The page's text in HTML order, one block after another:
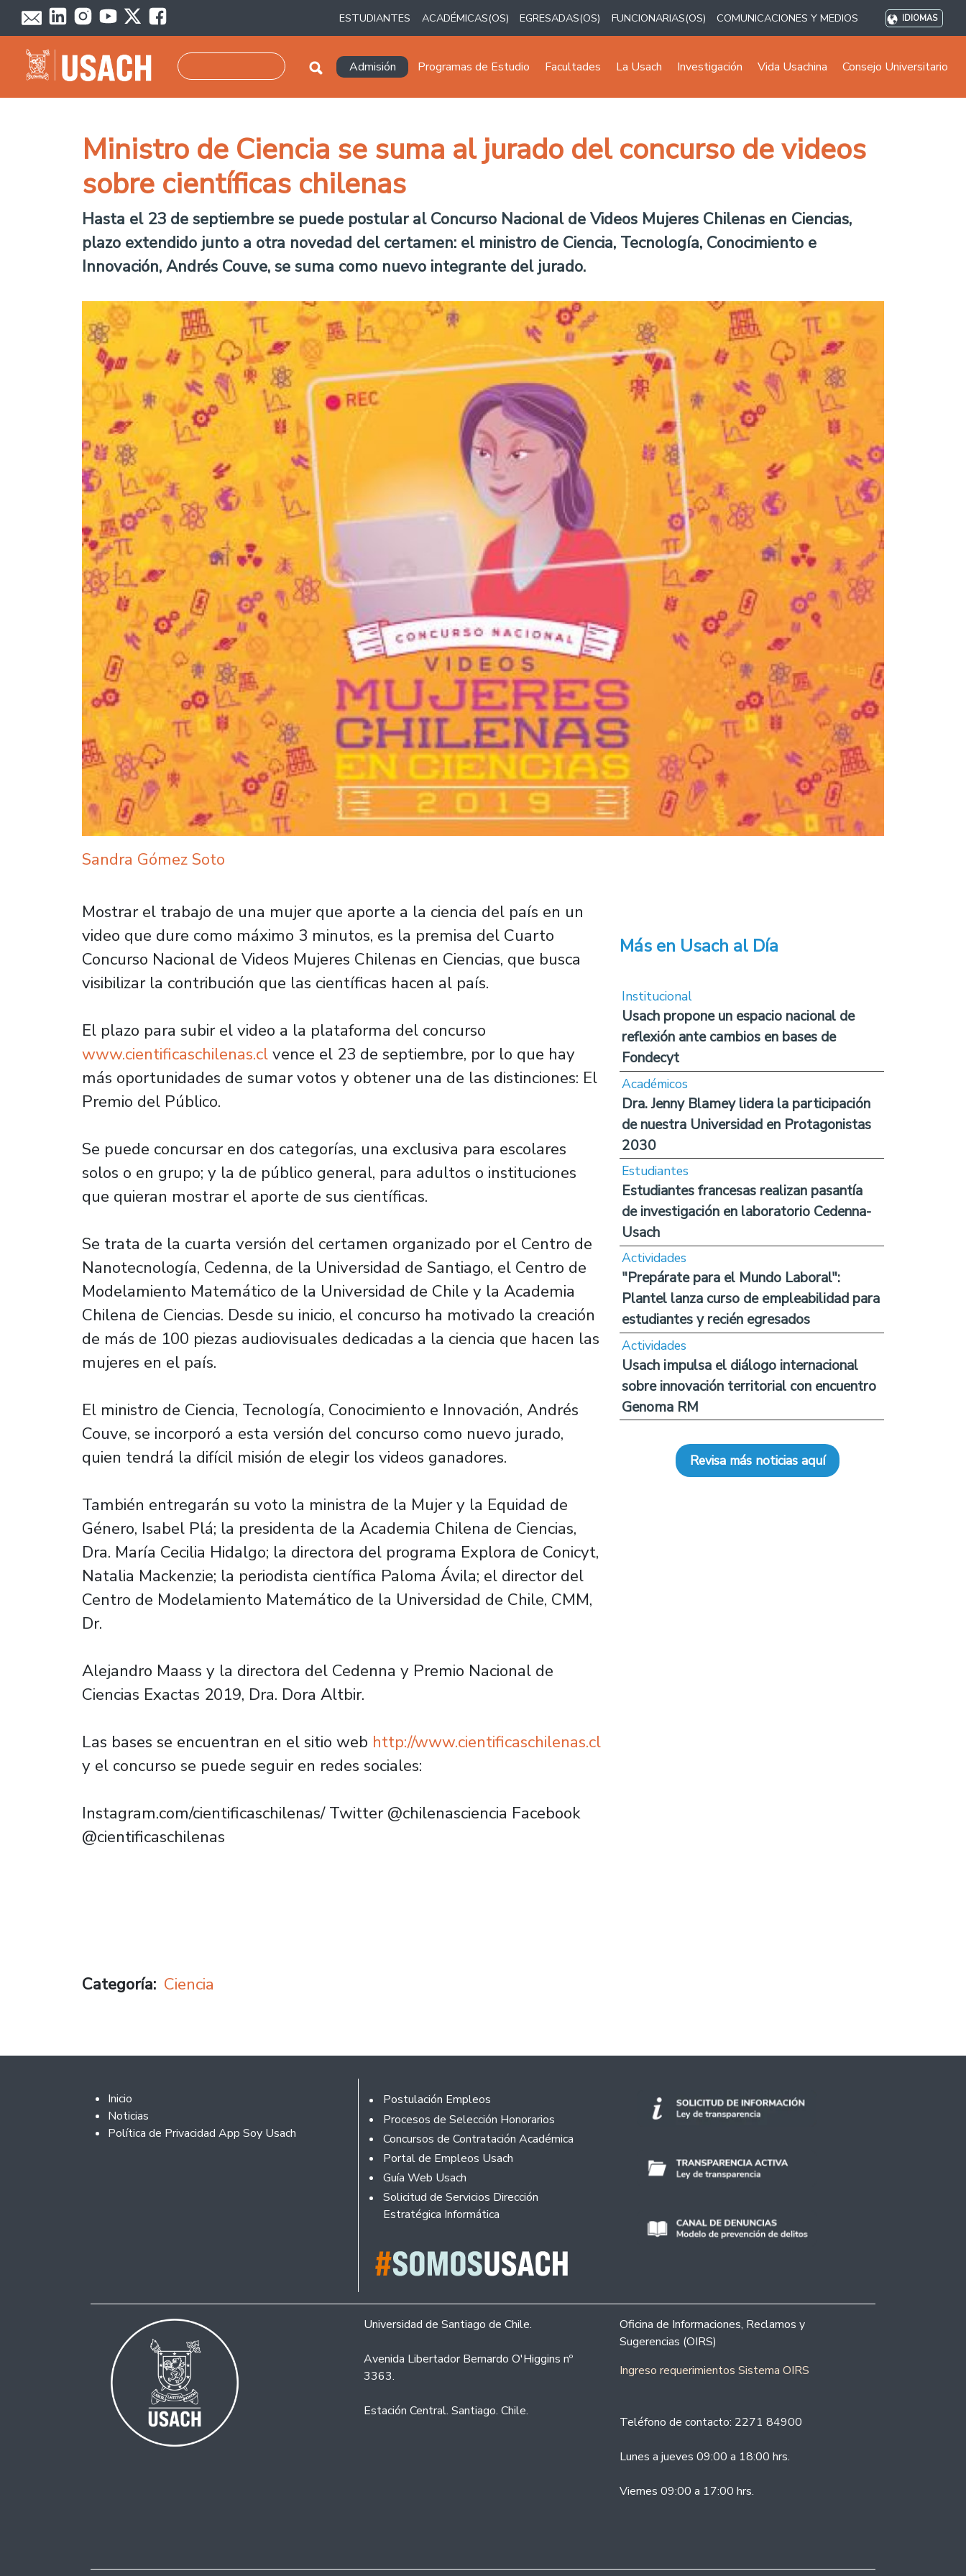
Pasar al contenido principal
ESTUDIANTES ACADÉMICAS(OS) EGRESADAS(OS) FUNCIONARIAS(OS) COMUNICACIONES Y MEDIOS IDIOMAS
Navegación principal
Admisión Programas de Estudio Facultades La Usach Investigación Vida Usachina Consejo Universitario
Ministro de Ciencia se suma al jurado del concurso de videos
sobre científicas chilenas
Hasta el 23 de septiembre se puede postular al Concurso Nacional de Videos Mujeres Chilenas en Ciencias,
plazo extendido junto a otra novedad del certamen: el ministro de Ciencia, Tecnología, Conocimiento e
Innovación, Andrés Couve, se suma como nuevo integrante del jurado.
Sandra Gómez Soto
Mostrar el trabajo de una mujer que aporte a la ciencia del país en un
video que dure como máximo 3 minutos, es la premisa del Cuarto
Concurso Nacional de Videos Mujeres Chilenas en Ciencias, que busca
visibilizar la contribución que las científicas hacen al país.
El plazo para subir el video a la plataforma del concurso
www.cientificaschilenas.clvence el 23 de septiembre, por lo que hay
más oportunidades de sumar votos y obtener una de las distinciones: El
Premio del Público.
Se puede concursar en dos categorías, una exclusiva para escolares
solos o en grupo; y la de público general, para adultos o instituciones
que quieran mostrar el aporte de sus científicas.
Se trata de la cuarta versión del certamen organizado por el Centro de
Nanotecnología, Cedenna, de la Universidad de Santiago, el Centro de
Modelamiento Matemático de la Universidad de Chile y la Academia
Chilena de Ciencias. Desde su inicio, el concurso ha motivado la creación
de más de 100 piezas audiovisuales dedicadas a la ciencia que hacen las
mujeres en el país.
El ministro de Ciencia, Tecnología, Conocimiento e Innovación, Andrés
Couve, se incorporó a esta versión del concurso como nuevo jurado,
quien tendrá la difícil misión de elegir los videos ganadores.
También entregarán su voto la ministra de la Mujer y la Equidad de
Género, Isabel Plá; la presidenta de la Academia Chilena de Ciencias,
Dra. María Cecilia Hidalgo; la directora del programa Explora de Conicyt,
Natalia Mackenzie; la periodista científica Paloma Ávila; el director del
Centro de Modelamiento Matemático de la Universidad de Chile, CMM,
Dr.
Alejandro Maass y la directora del Cedenna y Premio Nacional de
Ciencias Exactas 2019, Dra. Dora Altbir.
Las bases se encuentran en el sitio web http://www.cientificaschilenas.cl
y el concurso se puede seguir en redes sociales:
Instagram.com/cientificaschilenas/ Twitter @chilenasciencia Facebook
@cientificaschilenas
Categoría Ciencia
Más en Usach al Día
Institucional
Usach propone un espacio nacional de
reflexión ante cambios en bases de
Fondecyt
Académicos
Dra. Jenny Blamey lidera la participación
de nuestra Universidad en Protagonistas
2030
Estudiantes
Estudiantes francesas realizan pasantía
de investigación en laboratorio Cedenna-
Usach
Actividades
"Prepárate para el Mundo Laboral":
Plantel lanza curso de empleabilidad para
estudiantes y recién egresados
Actividades
Usach impulsa el diálogo internacional
sobre innovación territorial con encuentro
Genoma RM
Revisa más noticias aquí
Footer 2
Inicio
Noticias
Política de Privacidad App Soy Usach
Footer
Postulación Empleos
Procesos de Selección Honorarios
Concursos de Contratación Académica
Portal de Empleos Usach
Guía Web Usach
Solicitud de Servicios Dirección
Estratégica Informática
Universidad de Santiago de Chile.
Avenida Libertador Bernardo O'Higgins nº
3363.
Estación Central. Santiago. Chile.
Oficina de Informaciones, Reclamos y
Sugerencias (OIRS)
Ingreso requerimientos Sistema OIRS
Teléfono de contacto: 2271 84900
Lunes a jueves 09:00 a 18:00 hrs.
Viernes 09:00 a 17:00 hrs.